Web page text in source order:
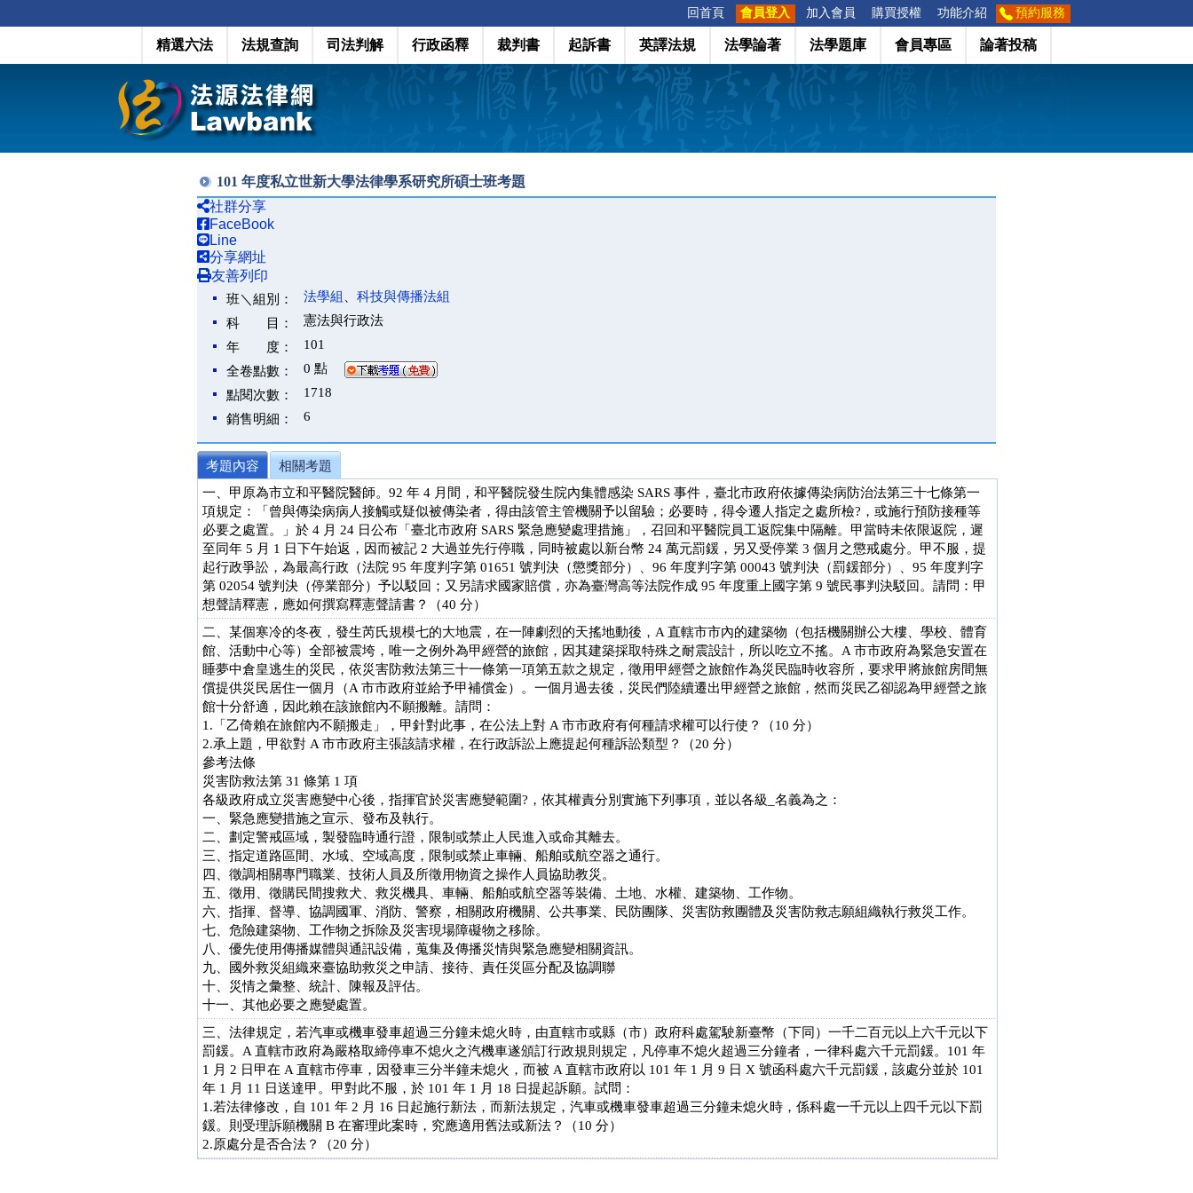
回首頁 會員登入 加入會員 購買授權 功能介紹 預約服務
精選六法 法規查詢 司法判解 行政函釋 裁判書 起訴書 英譯法規 法學論著 法學題庫 會員專區 論著投稿
101 年度私立世新大學法律學系研究所碩士班考題
社群分享
FaceBook
Line
分享網址
友善列印
班＼組別： 法學組
科技與傳播法組
科 目：
憲法與行政法
年 度：
101
全卷點數：
0 點
點閱次數：
1718
銷售明細：
6
考題內容
相關考題
一、甲原為市立和平醫院醫師。92 年 4 月間，和平醫院發生院內集體感染 SARS 事件，臺北市政府依據傳染病防治法第三十七條第一
項規定：「曾與傳染病病人接觸或疑似被傳染者，得由該管主管機關予以留驗；必要時，得令遷人指定之處所檢?，或施行預防接種等
必要之處置。」於 4 月 24 日公布「臺北市政府 SARS 緊急應變處理措施」，召回和平醫院員工返院集中隔離。甲當時未依限返院，遲
至同年 5 月 1 日下午始返，因而被記 2 大過並先行停職，同時被處以新台幣 24 萬元罰鍰，另又受停業 3 個月之懲戒處分。甲不服，提
起行政爭訟，為最高行政（法院 95 年度判字第 01651 號判決（懲獎部分）、96 年度判字第 00043 號判決（罰鍰部分）、95 年度判字
第 02054 號判決（停業部分）予以駁回；又另請求國家賠償，亦為臺灣高等法院作成 95 年度重上國字第 9 號民事判決駁回。請問：甲
想聲請釋憲，應如何撰寫釋憲聲請書？（40 分）
二、某個寒冷的冬夜，發生芮氏規模七的大地震，在一陣劇烈的天搖地動後，A 直轄市市內的建築物（包括機關辦公大樓、學校、體育
館、活動中心等）全部被震垮，唯一之例外為甲經營的旅館，因其建築採取特殊之耐震設計，所以吃立不搖。A 市市政府為緊急安置在
睡夢中倉皇逃生的災民，依災害防救法第三十一條第一項第五款之規定，徵用甲經營之旅館作為災民臨時收容所，要求甲將旅館房間無
償提供災民居住一個月（A 市市政府並給予甲補償金）。一個月過去後，災民們陸續遷出甲經營之旅館，然而災民乙卻認為甲經營之旅
館十分舒適，因此賴在該旅館內不願搬離。請問：
1.「乙倚賴在旅館內不願搬走」，甲針對此事，在公法上對 A 市市政府有何種請求權可以行使？（10 分）
2.承上題，甲欲對 A 市市政府主張該請求權，在行政訴訟上應提起何種訴訟類型？（20 分）
參考法條
災害防救法第 31 條第 1 項
各級政府成立災害應變中心後，指揮官於災害應變範圍?，依其權責分別實施下列事項，並以各級_名義為之：
一、緊急應變措施之宣示、發布及執行。
二、劃定警戒區域，製發臨時通行證，限制或禁止人民進入或命其離去。
三、指定道路區間、水域、空域高度，限制或禁止車輛、船舶或航空器之通行。
四、徵調相關專門職業、技術人員及所徵用物資之操作人員協助教災。
五、徵用、徵購民間搜救犬、救災機具、車輛、船舶或航空器等裝備、土地、水權、建築物、工作物。
六、指揮、督導、協調國軍、消防、警察，相關政府機關、公共事業、民防團隊、災害防救團體及災害防救志願組織執行救災工作。
七、危險建築物、工作物之拆除及災害現場障礙物之移除。
八、優先使用傳播媒體與通訊設備，蒐集及傳播災情與緊急應變相關資訊。
九、國外救災組織來臺協助救災之申請、接待、責任災區分配及協調聯
十、災情之彙整、統計、陳報及評估。
十一、其他必要之應變處置。
三、法律規定，若汽車或機車發車超過三分鐘未熄火時，由直轄市或縣（市）政府科處駕駛新臺幣（下同）一千二百元以上六千元以下
罰鍰。A 直轄市政府為嚴格取締停車不熄火之汽機車遂頒訂行政規則規定，凡停車不熄火超過三分鐘者，一律科處六千元罰鍰。101 年
1 月 2 日甲在 A 直轄市停車，因發車三分半鐘未熄火，而被 A 直轄市政府以 101 年 1 月 9 日 X 號函科處六千元罰鍰，該處分並於 101
年 1 月 11 日送達甲。甲對此不服，於 101 年 1 月 18 日提起訴願。試問：
1.若法律修改，自 101 年 2 月 16 日起施行新法，而新法規定，汽車或機車發車超過三分鐘未熄火時，係科處一千元以上四千元以下罰
鍰。則受理訴願機關 B 在審理此案時，究應適用舊法或新法？（10 分）
2.原處分是否合法？（20 分）